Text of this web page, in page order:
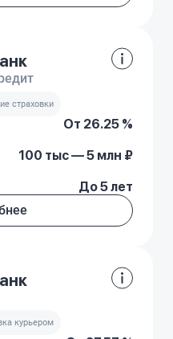
страховки
От 26.25 %
100 тыс — 5 млн ₽
До 5 лет
курьером